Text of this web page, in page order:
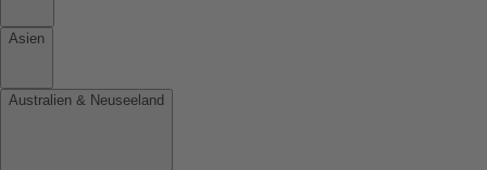
Asien
Australien & Neuseeland